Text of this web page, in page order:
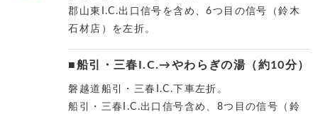
郡山東I.C.出口信号を含め、6つ目の信号（鈴木
石材店）を左折。
■船引・三春I.C.→やわらぎの湯（約10分）
磐越道船引・三春I.C.下車左折。
船引・三春I.C.出口信号含め、8つ目の信号（鈴